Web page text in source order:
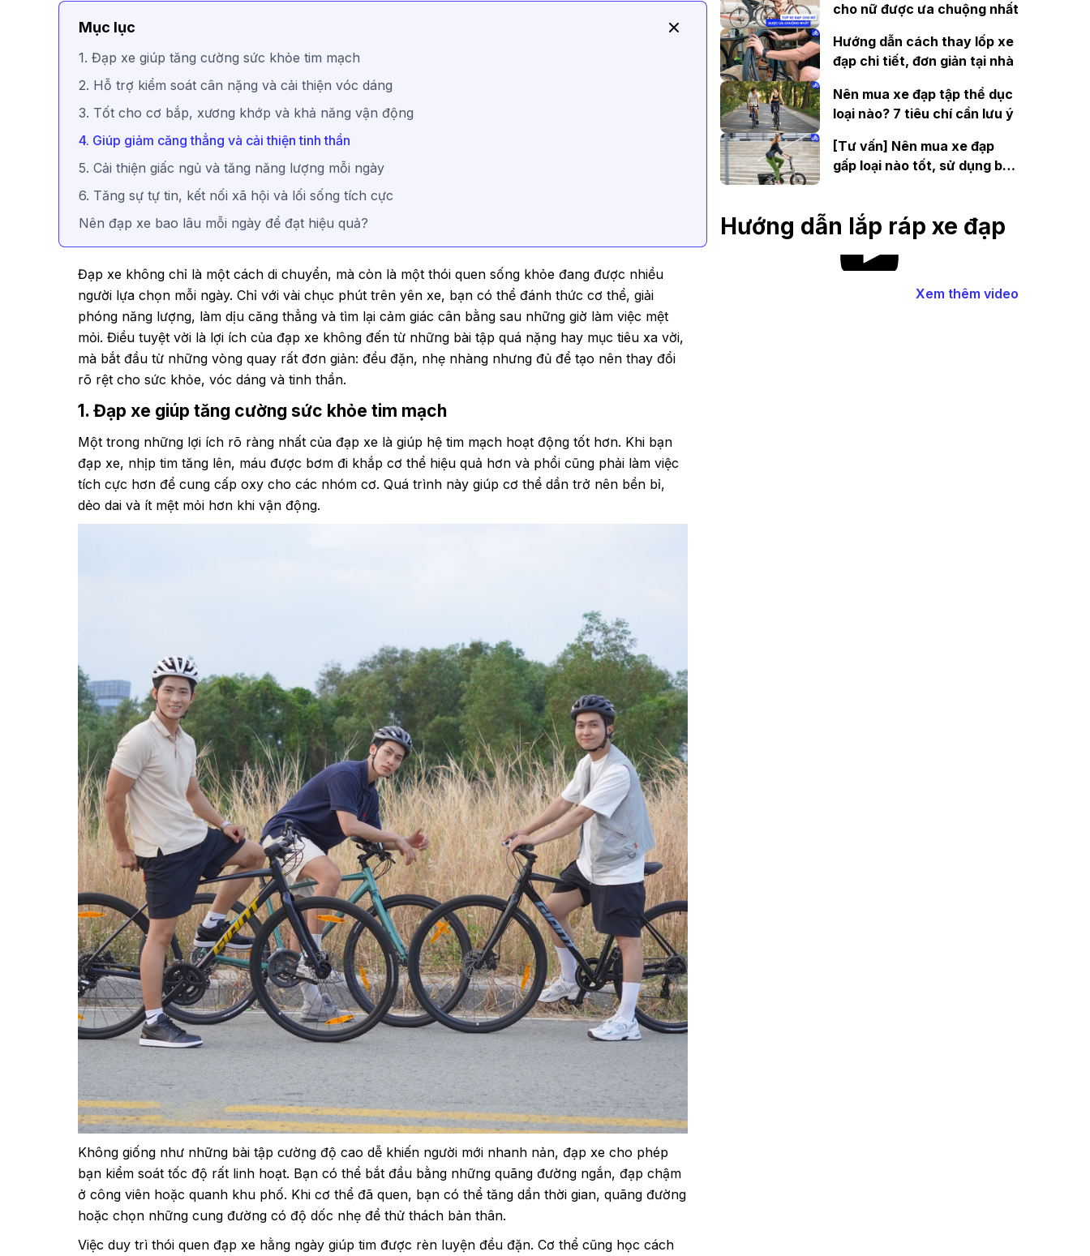
Mục lục
1. Đạp xe giúp tăng cường sức khỏe tim mạch
2. Hỗ trợ kiểm soát cân nặng và cải thiện vóc dáng
3. Tốt cho cơ bắp, xương khớp và khả năng vận động
4. Giúp giảm căng thẳng và cải thiện tinh thần
5. Cải thiện giấc ngủ và tăng năng lượng mỗi ngày
6. Tăng sự tự tin, kết nối xã hội và lối sống tích cực
Nên đạp xe bao lâu mỗi ngày để đạt hiệu quả?
Đạp xe không chỉ là một cách di chuyển, mà còn là một thói quen sống khỏe đang được nhiều
người lựa chọn mỗi ngày. Chỉ với vài chục phút trên yên xe, bạn có thể đánh thức cơ thể, giải
phóng năng lượng, làm dịu căng thẳng và tìm lại cảm giác cân bằng sau những giờ làm việc mệt
mỏi. Điều tuyệt vời là lợi ích của đạp xe không đến từ những bài tập quá nặng hay mục tiêu xa vời,
mà bắt đầu từ những vòng quay rất đơn giản: đều đặn, nhẹ nhàng nhưng đủ để tạo nên thay đổi
rõ rệt cho sức khỏe, vóc dáng và tinh thần.
1. Đạp xe giúp tăng cường sức khỏe tim mạch
Một trong những lợi ích rõ ràng nhất của đạp xe là giúp hệ tim mạch hoạt động tốt hơn. Khi bạn
đạp xe, nhịp tim tăng lên, máu được bơm đi khắp cơ thể hiệu quả hơn và phổi cũng phải làm việc
tích cực hơn để cung cấp oxy cho các nhóm cơ. Quá trình này giúp cơ thể dần trở nên bền bỉ,
dẻo dai và ít mệt mỏi hơn khi vận động.
Không giống như những bài tập cường độ cao dễ khiến người mới nhanh nản, đạp xe cho phép
bạn kiểm soát tốc độ rất linh hoạt. Bạn có thể bắt đầu bằng những quãng đường ngắn, đạp chậm
ở công viên hoặc quanh khu phố. Khi cơ thể đã quen, bạn có thể tăng dần thời gian, quãng đường
hoặc chọn những cung đường có độ dốc nhẹ để thử thách bản thân.
Việc duy trì thói quen đạp xe hằng ngày giúp tim được rèn luyện đều đặn. Cơ thể cũng học cách
cho nữ được ưa chuộng nhất
Hướng dẫn cách thay lốp xe
đạp chi tiết, đơn giản tại nhà
Nên mua xe đạp tập thể dục
loại nào? 7 tiêu chí cần lưu ý
[Tư vấn] Nên mua xe đạp
gấp loại nào tốt, sử dụng bền
Hướng dẫn lắp ráp xe đạp
Xem thêm video